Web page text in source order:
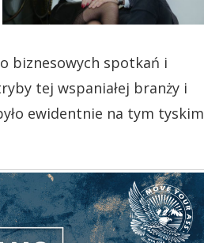
biznesowych spotkań i
tej wspaniałej branży i
ewidentnie na tym tyskim